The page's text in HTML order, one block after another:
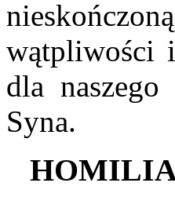
wątpliwości
dla naszego
Syna.
H